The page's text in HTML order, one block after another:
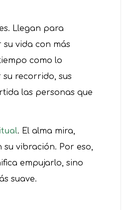
Llegan para
vida con más
como lo
recorrido, sus
las personas que
. El alma mira,
vibración. Por eso,
empujarlo, sino
suave.